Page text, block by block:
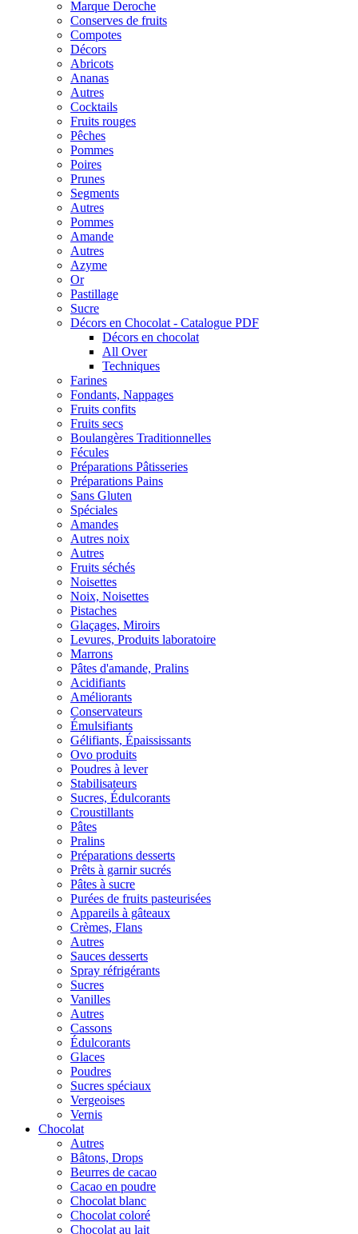
Marque Deroche
Conserves de fruits
Compotes
Décors
Abricots
Ananas
Autres
Cocktails
Fruits rouges
Pêches
Pommes
Poires
Prunes
Segments
Autres
Pommes
Amande
Autres
Azyme
Or
Pastillage
Sucre
Décors en Chocolat - Catalogue PDF
Décors en chocolat
All Over
Techniques
Farines
Fondants, Nappages
Fruits confits
Fruits secs
Boulangères Traditionnelles
Fécules
Préparations Pâtisseries
Préparations Pains
Sans Gluten
Spéciales
Amandes
Autres noix
Autres
Fruits séchés
Noisettes
Noix, Noisettes
Pistaches
Glaçages, Miroirs
Levures, Produits laboratoire
Marrons
Pâtes d'amande, Pralins
Acidifiants
Améliorants
Conservateurs
Émulsifiants
Gélifiants, Épaississants
Ovo produits
Poudres à lever
Stabilisateurs
Sucres, Édulcorants
Croustillants
Pâtes
Pralins
Préparations desserts
Prêts à garnir sucrés
Pâtes à sucre
Purées de fruits pasteurisées
Appareils à gâteaux
Crèmes, Flans
Autres
Sauces desserts
Spray réfrigérants
Sucres
Vanilles
Autres
Cassons
Édulcorants
Glaces
Poudres
Sucres spéciaux
Vergeoises
Vernis
Chocolat
Autres
Bâtons, Drops
Beurres de cacao
Cacao en poudre
Chocolat blanc
Chocolat coloré
Chocolat au lait